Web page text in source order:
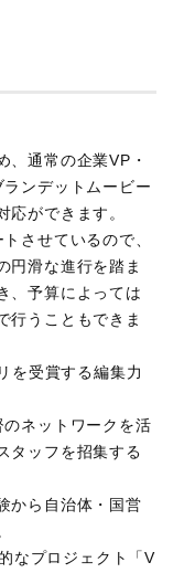
通常の企業VP・
ンデットムービー
応ができます。
させているので、
円滑な進行を踏ま
、予算によっては
行うこともできま
を受賞する編集力
ネットワークを活
タッフを招集する
から自治体・国営
なプロジェクト「V